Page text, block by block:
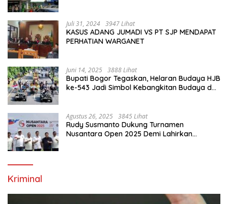
Juli 31, 2024 3947 Lihat
KASUS ADANG JUMADI VS PT SJP MENDAPAT
PERHATIAN WARGANET
Juni 14, 2025 3888 Lihat
Bupati Bogor Tegaskan, Helaran Budaya HJB
ke-543 Jadi Simbol Kebangkitan Budaya dan
Agustus 26, 2025 3845 Lihat
Rudy Susmanto Dukung Turnamen
Nusantara Open 2025 Demi Lahirkan
Kriminal